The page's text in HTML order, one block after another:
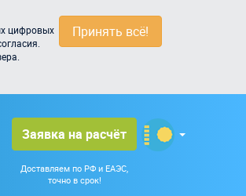
Принять всё!
цифровых
Заявка на расчёт
Доставляем по РФ и ЕАЭС,
точно в срок!